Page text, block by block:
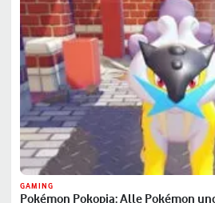
GAMING
Pokémon Pokopia: Alle Pokémon